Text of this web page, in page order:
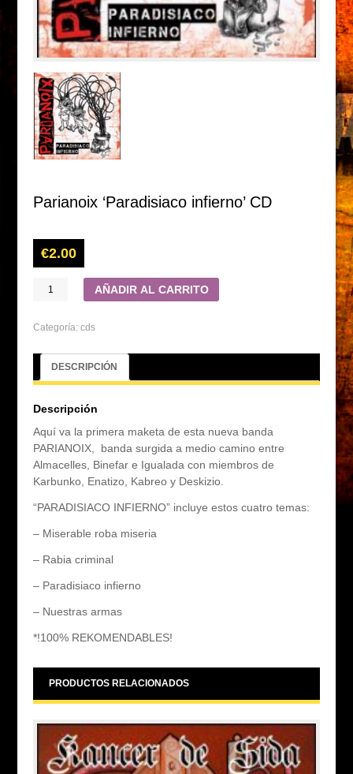
Parianoix ‘Paradisiaco infierno’ CD
€2.00
AÑADIR AL CARRITO
Categoría:cds
DESCRIPCIÓN
Descripción
Aquí va la primera maketa de esta nueva banda
PARIANOIX, banda surgida a medio camino entre
Almacelles, Binefar e Igualada con miembros de
Karbunko, Enatizo, Kabreo y Deskizio.
“PARADISIACO INFIERNO” incluye estos cuatro temas:
– Miserable roba miseria
– Rabia criminal
– Paradisiaco infierno
– Nuestras armas
*!100% REKOMENDABLES!
PRODUCTOS RELACIONADOS